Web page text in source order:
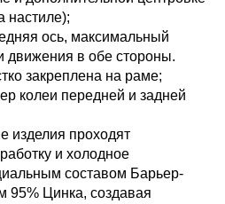
настиле);
ось, максимальный
движения в обе стороны.
закреплена на раме;
колеи передней и задней
изделия проходят
и холодное
составом Барьер-
95% Цинка, создавая